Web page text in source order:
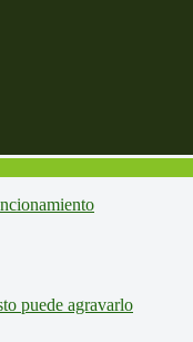
puede agravarlo